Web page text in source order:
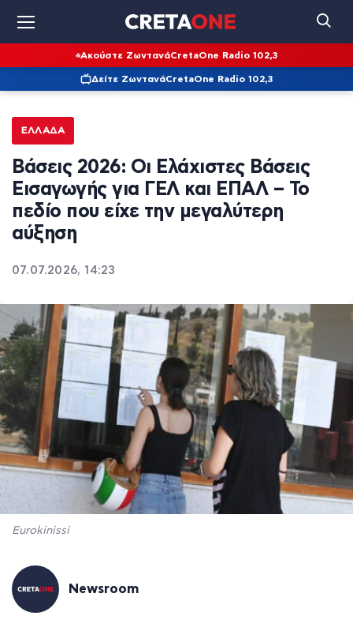
Ακούστε ΖωντανάCretaOne Radio 102,3
Δείτε ΖωντανάCretaOne Radio 102,3
ΕΛΛΆΔΑ
Βάσεις 2026: Οι Ελάχιστες Βάσεις
Εισαγωγής για ΓΕΛ και ΕΠΑΛ – Το
πεδίο που είχε την μεγαλύτερη
αύξηση
07.07.2026, 14:23
Eurokinissi
Newsroom